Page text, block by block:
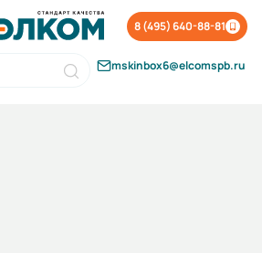
8 (495) 640-88-81
mskinbox6@elcomspb.ru